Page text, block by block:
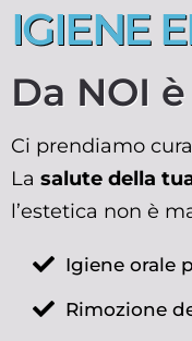
IGIENE
Da NOI
Ci prendiamo
La salute della
l’estetica non è
Igiene orale
Rimozione